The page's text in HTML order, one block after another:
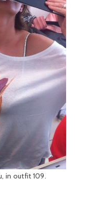
in outfit 109.